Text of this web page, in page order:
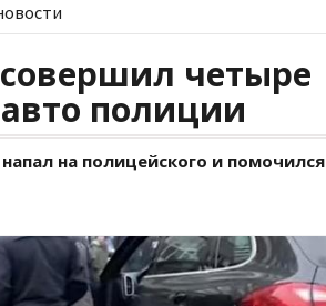
четыре
полиции
на полицейского и помочился